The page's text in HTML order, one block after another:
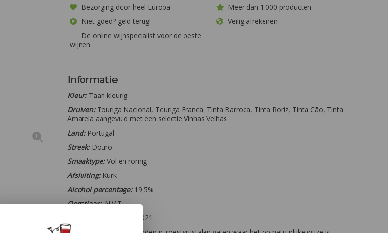
Bezorging door heel Europa
Meer dan 1.000 producten
Niet goed? geld terug!
Veilig afrekenen
De online wijnspecialist voor de beste
wijnen
Informatie
Kleur: Taan kleurig
Druiven:Touriga Nacional, Touriga Franca, Tinta Barroca, Tinta Roriz, Tinta Cão, Tinta
Amarela aangevuld met een selectie Vinhas Velhas
Land:Portugal
Streek:Douro
Smaaktype:Vol en romig
Afsluiting:Kurk
Alcohol percentage:19,5%
Oogstjaar:N.V.T
Gebotteld in 2021